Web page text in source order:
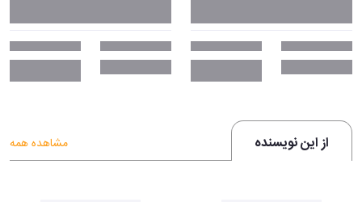
از این نویسنده مشاهده همه